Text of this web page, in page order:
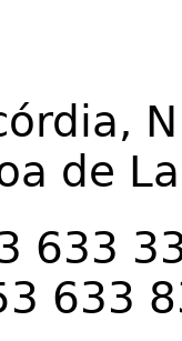
de
633
633